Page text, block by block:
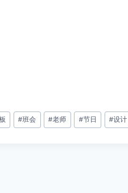
#班会 #老师 #节日 #设计